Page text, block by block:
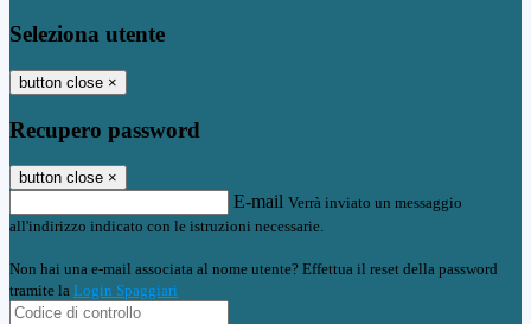
Seleziona utente
button close ×
Recupero password
button close ×
E-mail Verrà inviato un messaggio
all'indirizzo indicato con le istruzioni necessarie.
Non hai una e-mail associata al nome utente? Effettua il reset della password
tramite la Login Spaggiari